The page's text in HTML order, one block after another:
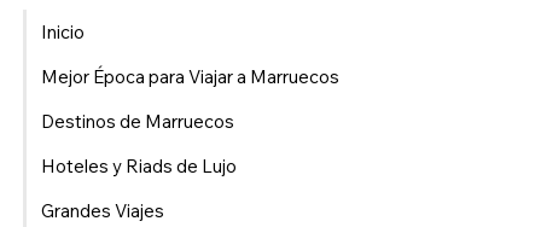
Inicio
Mejor Época para Viajar a Marruecos
Destinos de Marruecos
Hoteles y Riads de Lujo
Grandes Viajes